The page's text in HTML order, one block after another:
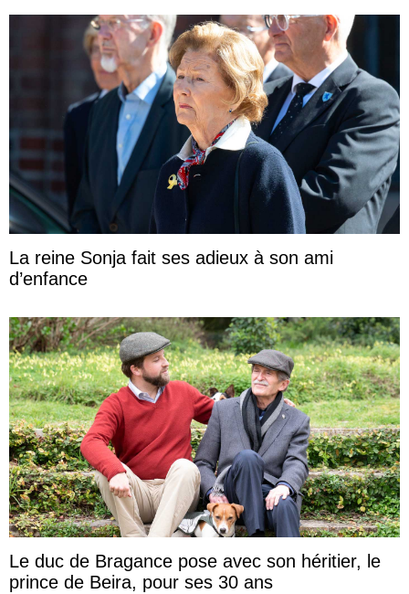
La reine Sonja fait ses adieux à son ami
d’enfance
Le duc de Bragance pose avec son héritier, le
prince de Beira, pour ses 30 ans